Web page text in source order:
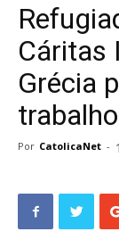
Cáritas
Grécia
Por CatolicaNet -